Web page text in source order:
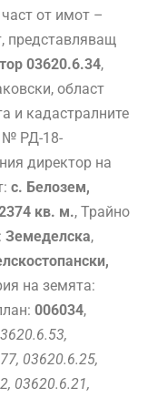
от имот –
представляващ
03620.6.34,
област
и кадастралните
№ РД-18-
директор на
с. Белозем,
кв. м., Трайно
Земеделска,
на земята:
006034,
03620.6.25,
03620.6.21,